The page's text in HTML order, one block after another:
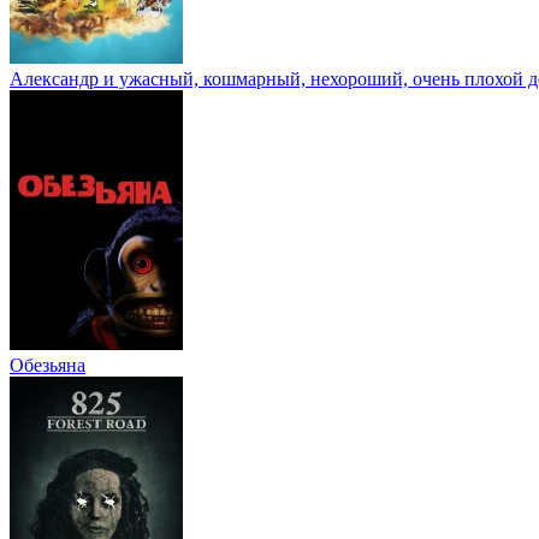
Александр и ужасный, кошмарный, нехороший, очень плохой
Обезьяна